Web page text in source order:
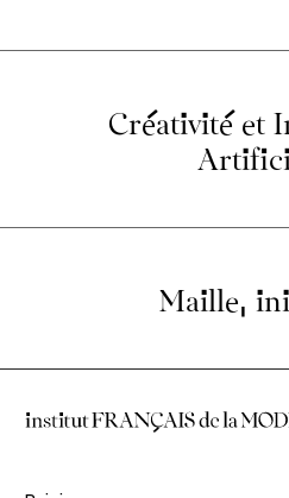
Créativité et
Maille,